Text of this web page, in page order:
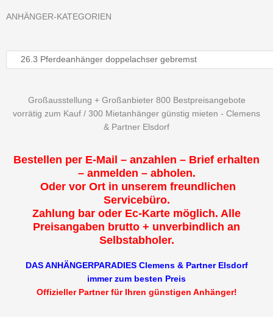
ANHÄNGER-KATEGORIEN
Großausstellung + Großanbieter 800 Bestpreisangebote
vorrätig zum Kauf / 300 Mietanhänger günstig mieten - Clemens
& Partner Elsdorf
Bestellen per E-Mail – anzahlen – Brief erhalten
– anmelden – abholen.
Oder vor Ort in unserem freundlichen
Servicebüro.
Zahlung bar oder Ec-Karte möglich. Alle
Preisangaben brutto + unverbindlich an
Selbstabholer.
DAS ANHÄNGERPARADIES Clemens & Partner Elsdorf
immer zum besten Preis
Offizieller Partner für Ihren günstigen Anhänger!